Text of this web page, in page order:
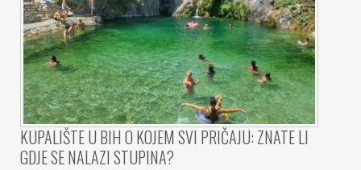
KUPALIŠTE U BIH O KOJEM SVI PRIČAJU: ZNATE LI
GDJE SE NALAZI STUPINA?